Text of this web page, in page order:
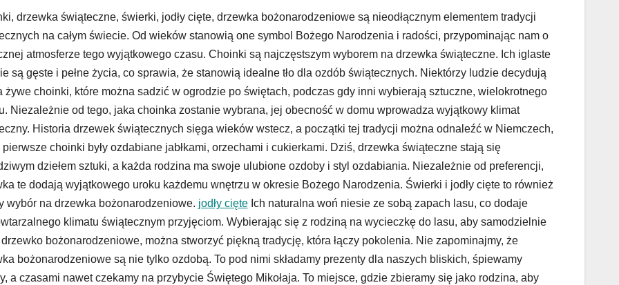
drzewka świąteczne, świerki, jodły cięte, drzewka bożonarodzeniowe są nieodłącznym elementem tradycji
na całym świecie. Od wieków stanowią one symbol Bożego Narodzenia i radości, przypominając nam o
atmosferze tego wyjątkowego czasu. Choinki są najczęstszym wyborem na drzewka świąteczne. Ich iglaste
są gęste i pełne życia, co sprawia, że stanowią idealne tło dla ozdób świątecznych. Niektórzy ludzie decydują
żywe choinki, które można sadzić w ogrodzie po świętach, podczas gdy inni wybierają sztuczne, wielokrotnego
Niezależnie od tego, jaka choinka zostanie wybrana, jej obecność w domu wprowadza wyjątkowy klimat
Historia drzewek świątecznych sięga wieków wstecz, a początki tej tradycji można odnaleźć w Niemczech,
choinki były ozdabiane jabłkami, orzechami i cukierkami. Dziś, drzewka świąteczne stają się
dziełem sztuki, a każda rodzina ma swoje ulubione ozdoby i styl ozdabiania. Niezależnie od preferencji,
te dodają wyjątkowego uroku każdemu wnętrzu w okresie Bożego Narodzenia. Świerki i jodły cięte to również
wybór na drzewka bożonarodzeniowe. jodły cięteIch naturalna woń niesie ze sobą zapach lasu, co dodaje
klimatu świątecznym przyjęciom. Wybierając się z rodziną na wycieczkę do lasu, aby samodzielnie
bożonarodzeniowe, można stworzyć piękną tradycję, która łączy pokolenia. Nie zapominajmy, że
bożonarodzeniowe są nie tylko ozdobą. To pod nimi składamy prezenty dla naszych bliskich, śpiewamy
a czasami nawet czekamy na przybycie Świętego Mikołaja. To miejsce, gdzie zbieramy się jako rodzina, aby